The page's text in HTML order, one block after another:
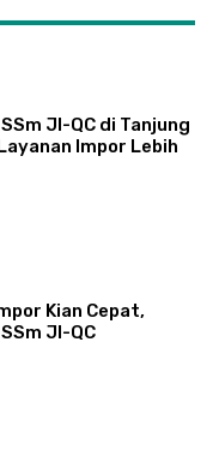
JI-QC di Tanjung
Impor Lebih
Kian Cepat,
JI-QC